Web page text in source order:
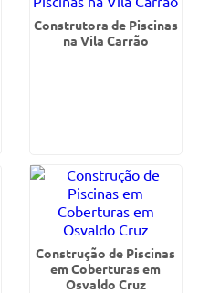
Construtora de Piscinas
na Vila Carrão
Construção de Piscinas
em Coberturas em
Osvaldo Cruz